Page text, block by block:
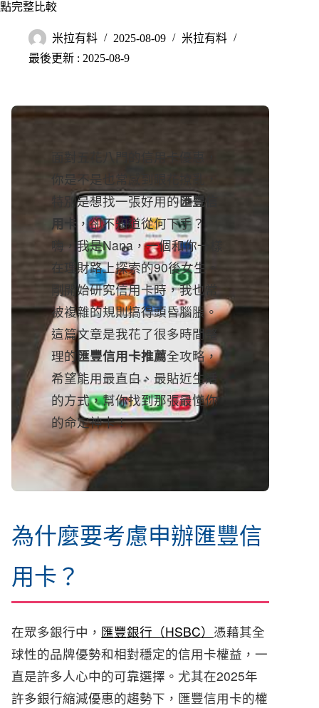
點完整比較
米拉有料 2025-08-09
米拉有料
最後更新 : 2025-08-9
面對五花八門的信用卡優惠，
你是不是也常感到眼花撩亂，
特別是想找一張好用的匯豐信
用卡 ，卻不知道從何下手？
嗨，我是Nana，一個和你一樣
在理財路上探索的90後女生。
剛開始研究信用卡時，我也常
被複雜的規則搞得頭昏腦脹。
這篇文章是我花了很多時間整
理的匯豐信用卡推薦全攻略，
希望能用最直白、最貼近生活
的方式，幫你找到那張最懂你
的命定神卡！
為什麼要考慮申辦匯豐信
用卡？
在眾多銀行中， 匯豐銀行（HSBC） 憑藉其全
球性的品牌優勢和相對穩定的信用卡權益，一
直是許多人心中的可靠選擇。尤其在2025年
許多銀行縮減優惠的趨勢下，匯豐信用卡的權